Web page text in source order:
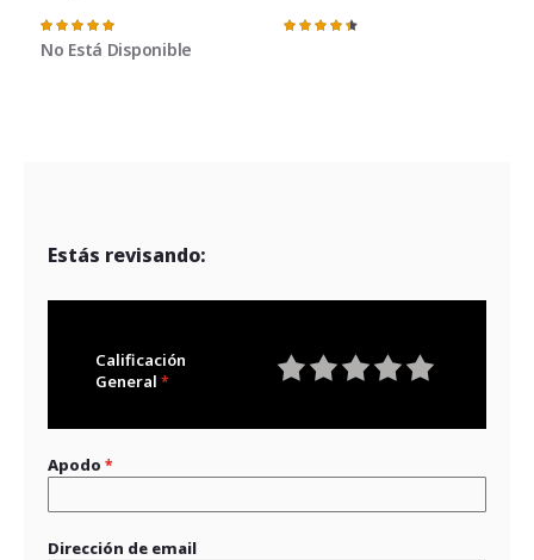
Valoración:
100%
No Está Disponible
Valoración:
Estás revisando:
Calificación
General
Apodo
Dirección de email